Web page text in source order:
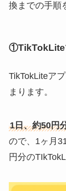
換までの手順
①TikTokLite
TikTokLiteア
まります。
1日、約50円
ので、1ヶ月
円分の